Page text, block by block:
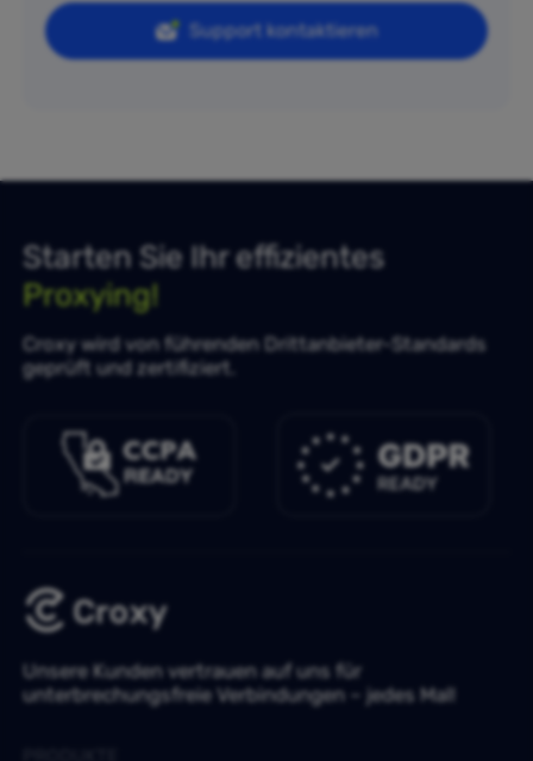
Support kontaktieren
Starten Sie Ihr effizientes
Proxying!
Croxy wird von führenden Drittanbieter-Standards
geprüft und zertifiziert.
Unsere Kunden vertrauen auf uns für
unterbrechungsfreie Verbindungen – jedes Mal!